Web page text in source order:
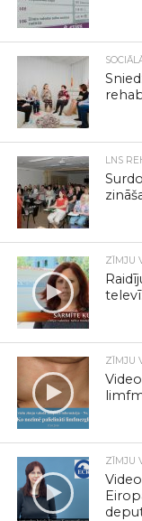
LNS
ZĪMJU
ZĪMJU
ZĪMJU